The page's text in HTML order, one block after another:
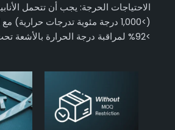
الاحتياجات الحرجة: يجب أن تتحمل
(>1,000 درجة مئوية تدرجات
>92% لمراقبة درجة الحرارة بالأشعة تحت الحمراء.